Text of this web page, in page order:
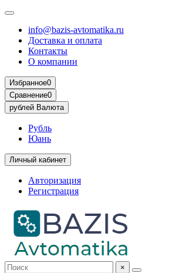
info@bazis-avtomatika.ru
Доставка и оплата
Контакты
О компании
Избранное0
Сравнение0
рублей Валюта
Рубль
Юань
Личный кабинет
Авторизация
Регистрация
×